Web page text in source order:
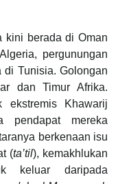
kini berada di Oman
pergunungan
di Tunisia. Golongan
dan Timur Afrika.
ekstremis Khawarij
pendapat mereka
berkenaan isu
(ta’til), kemakhlukan
keluar daripada